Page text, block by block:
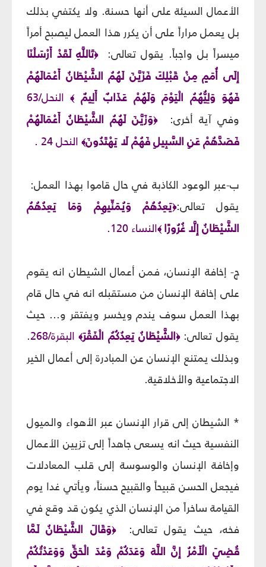
الأعمال السيئة على أنها حسنة. ولا يكتفي بذلك
بل يعمل مراراً على أن يكرر هذا العمل ليصبح أمراً
ميسراً بل واجباً. يقول تعالى:
﴿تَاللَّهِ لَقَدْ أَرْسَلْنَا
إِلَى أُمَمٍ مِنْ قَبْلِكَ فَزَيَّنَ لَهُمُ الشَّيْطَانُ أَعْمَالَهُمْ
فَهُوَ وَلِيُّهُمُ الْيَوْمَ وَلَهُمْ عَذَابٌ أَلِيمٌ﴾النحل/63
وفي آية أخرى:
﴿وَزَيَّنَ لَهُمُ الشَّيْطَانُ أَعْمَالَهُمْ
فَصَدَّهُمْ عَنِ السَّبِيلِ فَهُمْ لَا يَهْتَدُونَ﴾ النحل 24 .
ب-عبر الوعود الكاذبة في حال قاموا بهذا العمل:
يقول تعالى:﴿يَعِدُهُمْ وَيُمَنِّيهِمْ وَمَا يَعِدُهُمُ
الشَّيْطَانُ إِلَّا غُرُورًا ﴾النساء 120.
ج- إخافة الإنسان، فمن أعمال الشيطان انه يقوم
على إخافة الإنسان من مستقبله انه في حال قام
بهذا العمل سوف يندم ويخسر ويفتقر و... حيث
يقول تعالى: ﴿الشَّيْطَانُ يَعِدُكُمُ الْفَقْرَ﴾ البقرة/268
.
وبذلك يمتنع الإنسان عن المبادرة إلى أعمال الخير
الاجتماعية والأخلاقية.
* الشيطان إلى قرار الإنسان عبر الأهواء والميول
النفسية حيث انه يسعى جاهداً إلى تزيين الأعمال
وإخافة الإنسان والوسوسة إلى قلب المعادلات
فيجعل الحسن قبيحاً والقبيح حسناً، ويأتي غدا يوم
القيامة ساخراً من الإنسان الذي يكون قد وقع في
فخه، حيث يقول تعالى:
﴿وَقَالَ الشَّيْطَانُ لَمَّا
قُضِيَ الْأَمْرُ إِنَّ اللَّهَ وَعَدَكُمْ وَعْدَ الْحَقِّ وَوَعَدْتُكُمْ